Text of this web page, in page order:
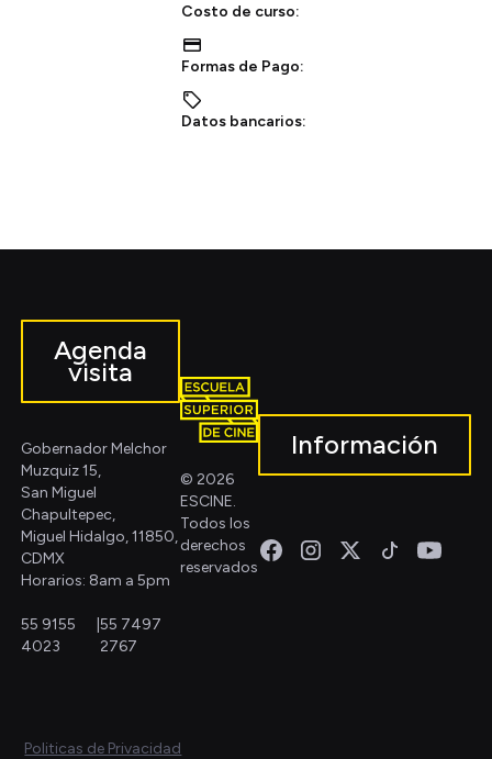
Costo de curso:
Formas de Pago:
Datos bancarios:
Agenda
visita
Gobernador Melchor
Muzquiz 15,
San Miguel
Chapultepec,
Miguel Hidalgo, 11850,
CDMX
Horarios: 8am a 5pm
55 9155
4023
|55 7497
2767
© 2026
ESCINE.
Todos los
derechos
reservados
Información
Politicas de Privacidad